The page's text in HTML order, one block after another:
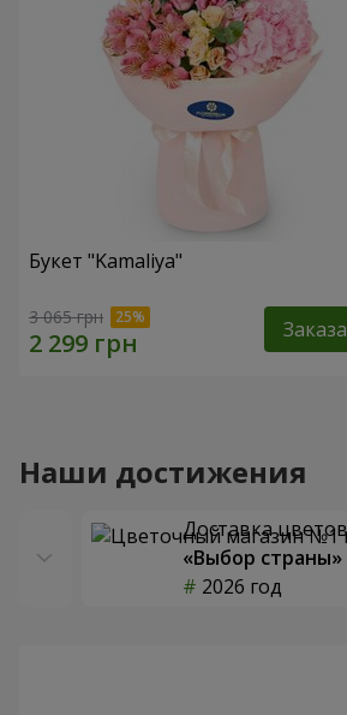
Букет "Kamaliya"
3 065 грн
Наши достижения
Доставка
«Выбор страны»
2026 год